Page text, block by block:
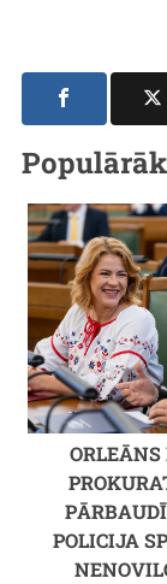
ORLEĀNS
POLICIJA